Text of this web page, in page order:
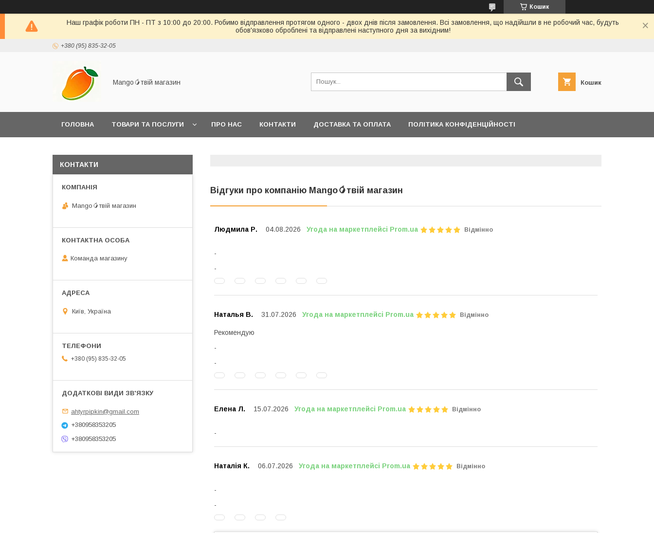
Кошик
Наш графік роботи ПН - ПТ з 10:00 до 20:00. Робимо відправлення протягом одного - двох днів після замовлення. Всі замовлення, що надійшли в не робочий час, будуть
обов'язково оброблені та відправлені наступного дня за вихідним!
+380 (95) 835-32-05
Mango🥭твій магазин Кошик
ГОЛОВНА ТОВАРИ ТА ПОСЛУГИ ПРО НАС КОНТАКТИ ДОСТАВКА ТА ОПЛАТА ПОЛІТИКА КОНФІДЕНЦІЙНОСТІ
Відгуки про компанію Mango🥭твій магазин
Людмила Р. 04.08.2026 Угода на маркетплейсі Prom.ua Відмінно
Наталья В. 31.07.2026 Угода на маркетплейсі Prom.ua Відмінно
Рекомендую
Елена Л. 15.07.2026 Угода на маркетплейсі Prom.ua Відмінно
Наталія К. 06.07.2026 Угода на маркетплейсі Prom.ua Відмінно
КОНТАКТИ
Mango🥭твій магазин
Команда магазину
Київ, Україна
+380 (95) 835-32-05
ahtyrpipkin@gmail.com
+380958353205
+380958353205